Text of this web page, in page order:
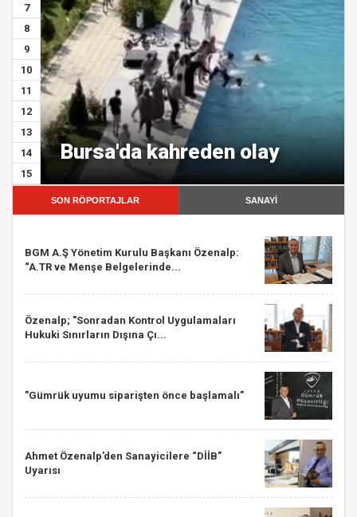
7
8
9
10
11
12
13
14
15
Bursa'da kahreden olay
SON RÖPORTAJLAR SANAYİ
BGM A.Ş Yönetim Kurulu Başkanı Özenalp:
“A.TR ve Menşe Belgelerinde...
Özenalp; "Sonradan Kontrol Uygulamaları
Hukuki Sınırların Dışına Çı...
"Gümrük uyumu siparişten önce başlamalı”
Ahmet Özenalp’den Sanayicilere “DİİB”
Uyarısı